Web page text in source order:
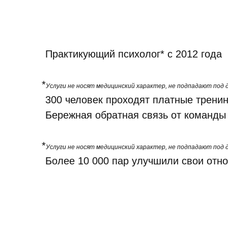
Практикующий психолог* с 2012 года
*Услуги не носят медицинский характер, не подпадают
300 человек проходят платные
Бережная обратная связь от
*Услуги не носят медицинский характер, не подпадают
Более 10 000 пар улучшили свои